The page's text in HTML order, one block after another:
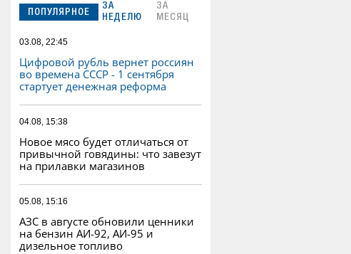
ПОПУЛЯРНОЕ
ЗА
НЕДЕЛЮ
ЗА
МЕСЯЦ
03.08, 22:45
Цифровой рубль вернет россиян
во времена СССР - 1 сентября
стартует денежная реформа
04.08, 15:38
Новое мясо будет отличаться от
привычной говядины: что завезут
на прилавки магазинов
05.08, 15:16
АЗС в августе обновили ценники
на бензин АИ-92, АИ-95 и
дизельное топливо